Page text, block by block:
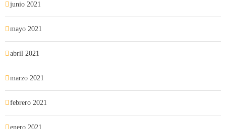
junio 2021
mayo 2021
abril 2021
marzo 2021
febrero 2021
enero 2021